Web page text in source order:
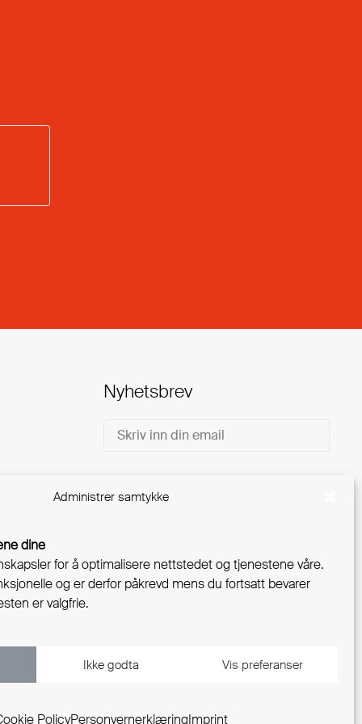
Administrer samtykke
dine
for å optimalisere nettstedet og tjenestene våre.
og er derfor påkrevd mens du fortsatt bevarer
er valgfrie.
Ikke godta Vis preferanser
PolicyPersonvernerklæringImprint
Nyhetsbrev